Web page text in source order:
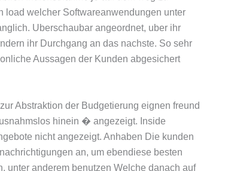
load welcher Softwareanwendungen unter
Uberschaubar angeordnet, uber ihr
ihr Durchgang an das nachste. So sehr
Aussagen der Kunden abgesichert
Abstraktion der Budgetierung eignen freund
hinein � angezeigt. Inside
nicht angezeigt. Anhaben Die kunden
an, um ebendiese besten
unter anderem benutzen Welche danach auf